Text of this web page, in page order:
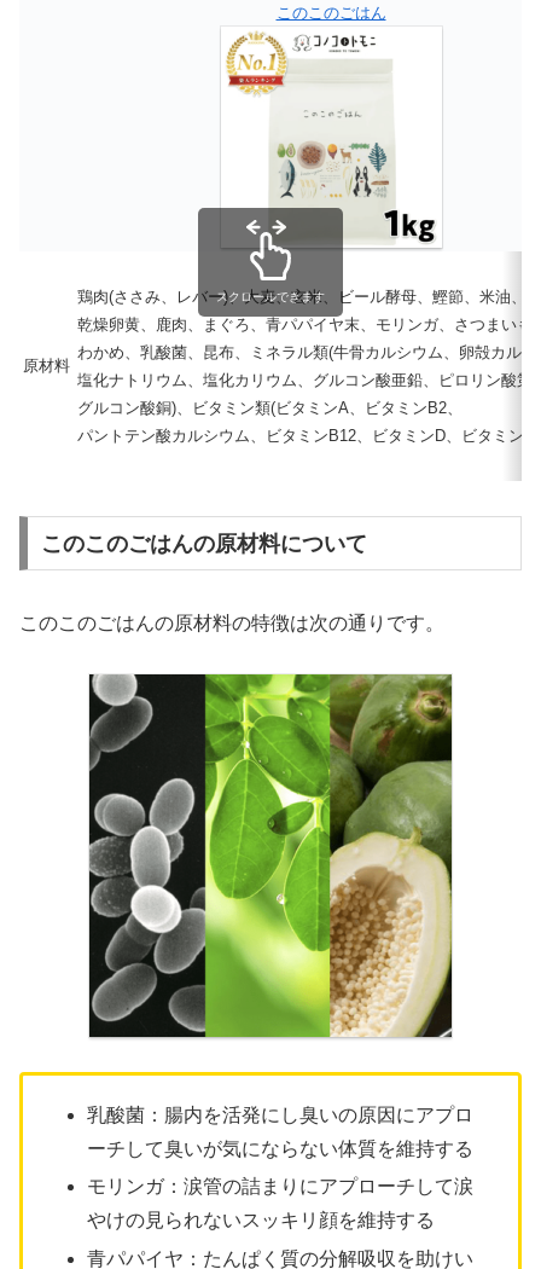
このこのごはん
原材料
鶏肉(ささみ、レバー)、大麦、玄米、ビール酵母、鰹節、米油、
乾燥卵黄、鹿肉、まぐろ、青パパイヤ末、モリンガ、さつまいも
わかめ、乳酸菌、昆布、ミネラル類(牛骨カルシウム、卵殻カル
塩化ナトリウム、塩化カリウム、グルコン酸亜鉛、ピロリン酸第
グルコン酸銅)、ビタミン類(ビタミンA、ビタミンB2、
パントテン酸カルシウム、ビタミンB12、ビタミンD、ビタミンE)
スクロールできます
このこのごはんの原材料について
このこのごはんの原材料の特徴は次の通りです。
乳酸菌：腸内を活発にし臭いの原因にアプロ
ーチして臭いが気にならない体質を維持する
モリンガ：涙管の詰まりにアプローチして涙
やけの見られないスッキリ顔を維持する
青パパイヤ：たんぱく質の分解吸収を助けい